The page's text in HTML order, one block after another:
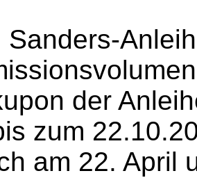
Sanders-
der
zum
am 22. April